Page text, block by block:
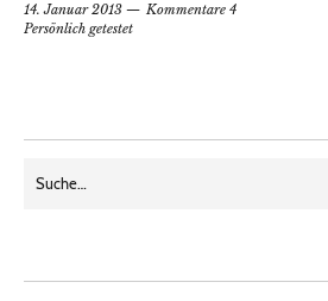
14. Januar 2013
Kommentare 4
Persönlich getestet